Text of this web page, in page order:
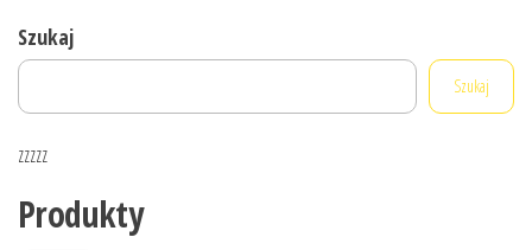
Szukaj
Szukaj
zzzzz
Produkty